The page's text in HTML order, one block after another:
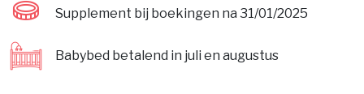
Supplement bij boekingen na 31/01/2025
Babybed betalend in juli en augustus